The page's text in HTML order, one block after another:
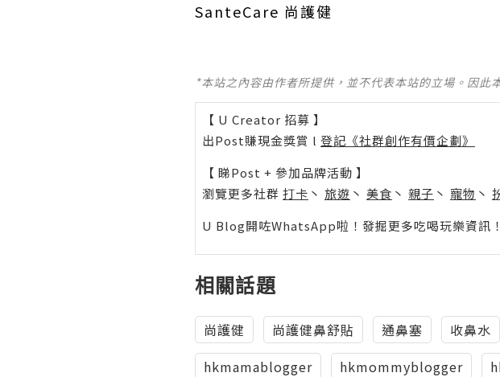
SanteCare 尚護健
*本站之內容由作者所提供，並不代表本站的立場。因此
【 U Creator 招募 】
出Post賺現金獎賞 l 登記《社群創作有價企劃》
【 睇Post + 參加品牌活動 】
瀏覽更多社群 打卡 丶 旅遊 丶 美食 丶 親子 丶 寵物 丶
U Blog開咗WhatsApp啦！發掘更多吃喝玩樂資訊！
相關話題
尚護健 尚護健鼻舒貼 通鼻塞 收鼻水
hkmamablogger
hkmommyblogger